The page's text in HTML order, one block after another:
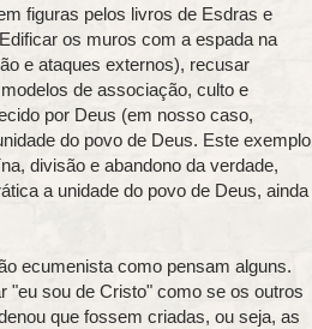
figuras pelos livros de Esdras e
os muros com a espada na
e ataques externos), recusar
de associação, culto e
por Deus (em nosso caso,
do povo de Deus. Este exemplo
divisão e abandono da verdade,
a unidade do povo de Deus, ainda
ecumenista como pensam alguns.
"eu sou de Cristo" como se os outros
que fossem criadas, ou seja, as